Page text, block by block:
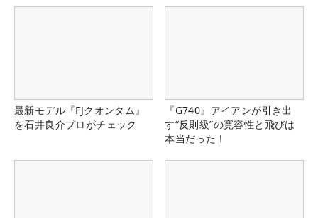
最新モデル『FJクオンタム』
を石井良介プロがチェック
『G740』アイアンが引き出
す“反則級”の寛容性と飛びは
本当だった！